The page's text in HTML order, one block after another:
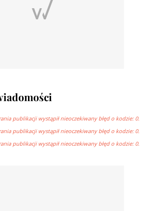
publikacji wystąpił nieoczekiwany błęd o kodzie: 0.
publikacji wystąpił nieoczekiwany błęd o kodzie: 0.
publikacji wystąpił nieoczekiwany błęd o kodzie: 0.